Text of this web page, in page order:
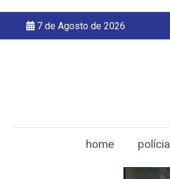
7 de Agosto de 2026
home polícia